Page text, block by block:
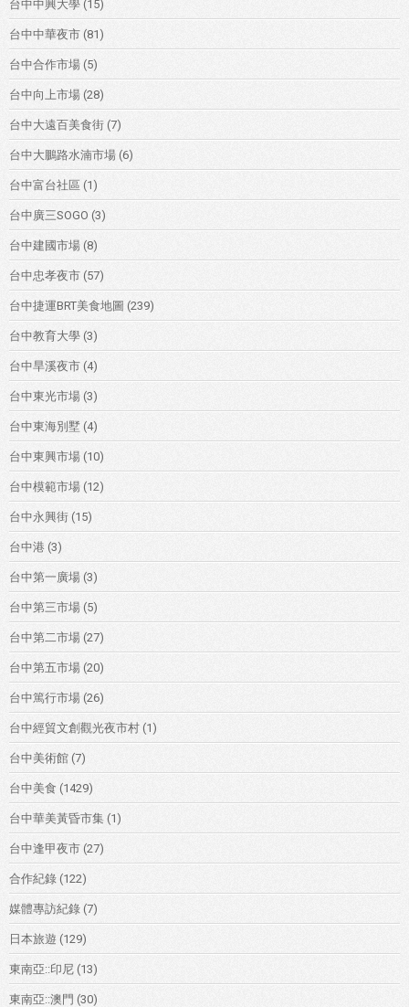
台中中興大學 (15)
台中中華夜市 (81)
台中合作市場 (5)
台中向上市場 (28)
台中大遠百美食街 (7)
台中大鵬路水湳市場 (6)
台中富台社區 (1)
台中廣三SOGO (3)
台中建國市場 (8)
台中忠孝夜市 (57)
台中捷運BRT美食地圖 (239)
台中教育大學 (3)
台中旱溪夜市 (4)
台中東光市場 (3)
台中東海別墅 (4)
台中東興市場 (10)
台中模範市場 (12)
台中永興街 (15)
台中港 (3)
台中第一廣場 (3)
台中第三市場 (5)
台中第二市場 (27)
台中第五市場 (20)
台中篤行市場 (26)
台中經貿文創觀光夜市村 (1)
台中美術館 (7)
台中美食 (1429)
台中華美黃昏市集 (1)
台中逢甲夜市 (27)
合作紀錄 (122)
媒體專訪紀錄 (7)
日本旅遊 (129)
東南亞::印尼 (13)
東南亞::澳門 (30)